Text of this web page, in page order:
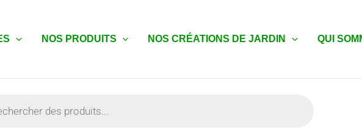
NOS PRODUITS NOS CRÉATIONS DE JARDIN QUI